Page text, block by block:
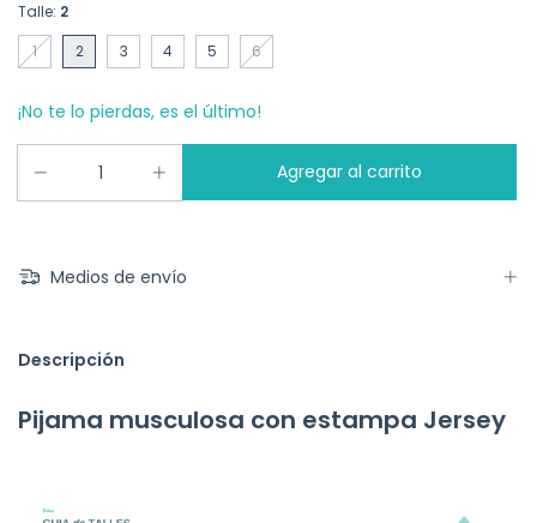
Talle: 2
1
2 3 4 5 6
¡No te lo pierdas, es el último!
Medios de envío
Descripción
Pijama musculosa con estampa Jersey